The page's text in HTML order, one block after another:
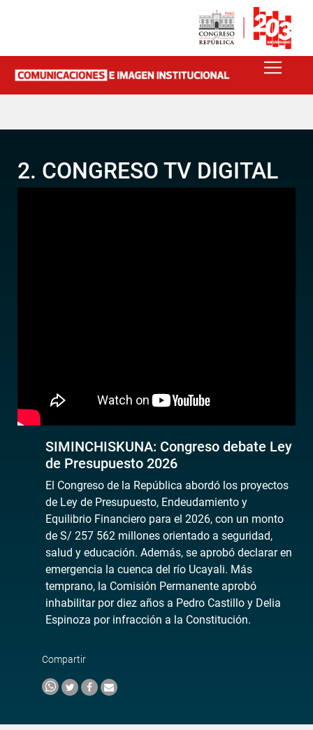
2. CONGRESO TV DIGITAL
SIMINCHISKUNA: Congreso debate Ley
de Presupuesto 2026
El Congreso de la República abordó los proyectos
de Ley de Presupuesto, Endeudamiento y
Equilibrio Financiero para el 2026, con un monto
de S/ 257 562 millones orientado a seguridad,
salud y educación. Además, se aprobó declarar en
emergencia la cuenca del río Ucayali. Más
temprano, la Comisión Permanente aprobó
inhabilitar por diez años a Pedro Castillo y Delia
Espinoza por infracción a la Constitución.
Compartir